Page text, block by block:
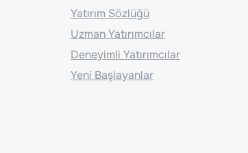
Yatırım Sözlüğü
Uzman Yatırımcılar
Deneyimli Yatırımcılar
Yeni Başlayanlar